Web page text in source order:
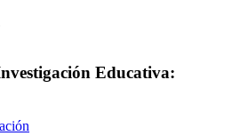
Educativa: